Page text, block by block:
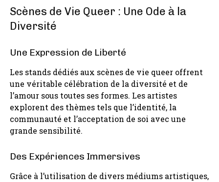
Scènes de Vie Queer : Une Ode à la
Diversité
Une Expression de Liberté
Les stands dédiés aux scènes de vie queer offrent
une véritable célébration de la diversité et de
l’amour sous toutes ses formes. Les artistes
explorent des thèmes tels que l’identité, la
communauté et l’acceptation de soi avec une
grande sensibilité.
Des Expériences Immersives
Grâce à l’utilisation de divers médiums artistiques,